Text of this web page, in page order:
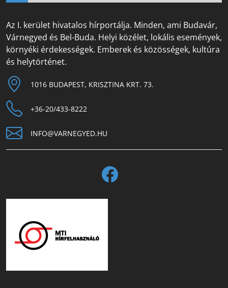
Az I. kerület hivatalos hírportálja. Minden, ami Budavár,
Várnegyed és Bel-Buda. Helyi közélet, lokális események,
környéki érdekességek. Emberek és közösségek, kultúra
és helytörténet.
1016 BUDAPEST, KRISZTINA KRT. 73.
+36-20/433-8222
INFO@VARNEGYED.HU